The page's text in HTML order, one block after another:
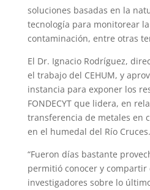
soluciones basadas en la
tecnología para monitorear
contaminación, entre otras
El Dr. Ignacio Rodríguez,
el trabajo del CEHUM, y
instancia para exponer los
FONDECYT que lidera, en
transferencia de metales en
en el humedal del Río Cruces.
“Fueron días bastante
permitió conocer y compartir
investigadores sobre lo